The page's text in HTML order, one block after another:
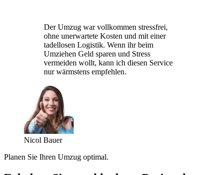
Der Umzug war vollkommen stressfrei,
ohne unerwartete Kosten und mit einer
tadellosen Logistik. Wenn ihr beim
Umziehen Geld sparen und Stress
vermeiden wollt, kann ich diesen Service
nur wärmstens empfehlen.
Nicol Bauer
Planen Sie Ihren Umzug optimal.